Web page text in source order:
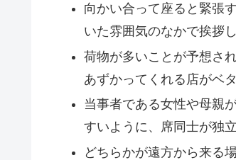
向かい合って座ると緊張
いた雰囲気のなかで挨拶
荷物が多いことが予想さ
あずかってくれる店がベ
当事者である女性や母親
すいように、席同士が独
どちらかが遠方から来る